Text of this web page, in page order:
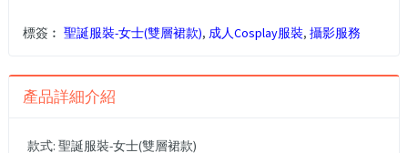
標簽︰ 聖誕服裝-女士(雙層裙款), 成人Cosplay服裝, 攝影服務
產品詳細介紹
款式: 聖誕服裝-女士(雙層裙款)